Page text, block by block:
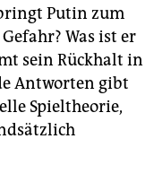
Putin zum
Was ist er
sein Rückhalt in
Antworten gibt
Spiel­theorie,